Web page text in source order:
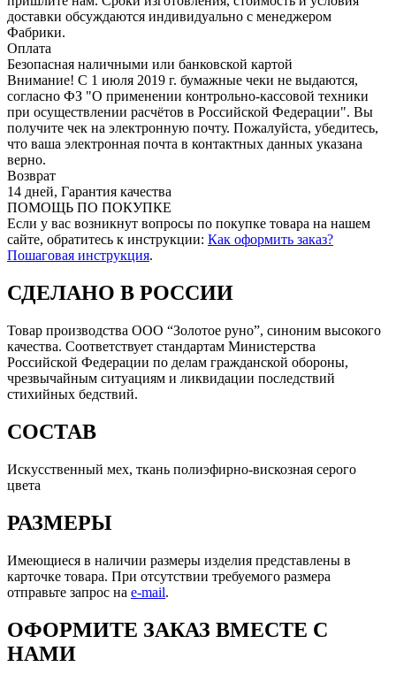
доставки обсуждаются индивидуально с менеджером
Фабрики.
Оплата
Безопасная наличными или банковской картой
Внимание! С 1 июля 2019 г. бумажные чеки не выдаются,
согласно ФЗ "О применении контрольно-кассовой техники
при осуществлении расчётов в Российской Федерации". Вы
получите чек на электронную почту. Пожалуйста, убедитесь,
что ваша электронная почта в контактных данных указана
верно.
Возврат
14 дней, Гарантия качества
ПОМОЩЬ ПО ПОКУПКЕ
Если у вас возникнут вопросы по покупке товара на нашем
сайте, обратитесь к инструкции: Как оформить заказ?
Пошаговая инструкция.
СДЕЛАНО В РОССИИ
Товар производства ООО “Золотое руно”, синоним высокого
качества. Соответствует стандартам Министерства
Российской Федерации по делам гражданской обороны,
чрезвычайным ситуациям и ликвидации последствий
стихийных бедствий.
СОСТАВ
Искусственный мех, ткань полиэфирно-вискозная серого
цвета
РАЗМЕРЫ
Имеющиеся в наличии размеры изделия представлены в
карточке товара. При отсутствии требуемого размера
отправьте запрос на e-mail.
ОФОРМИТЕ ЗАКАЗ ВМЕСТЕ С
НАМИ